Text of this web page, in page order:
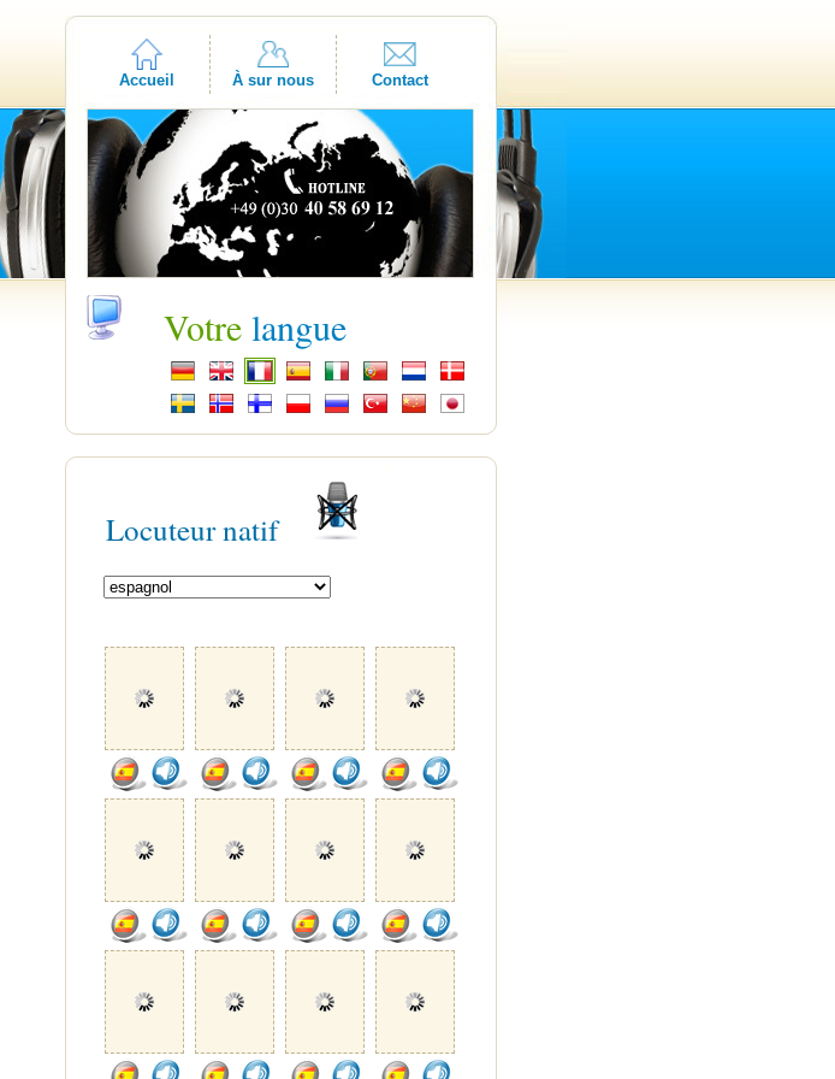
Accueil À sur nous Contact
Votre langue
Locuteur natif